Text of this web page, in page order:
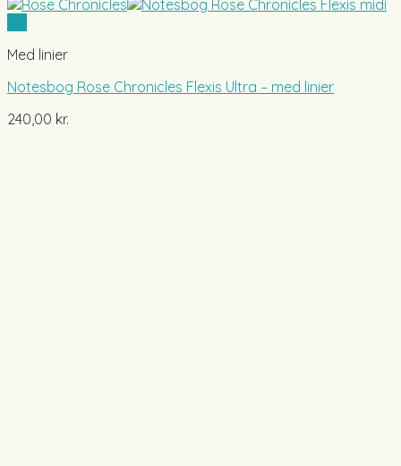
Med linier
Notesbog Rose Chronicles Flexis Ultra – med linier
240,00 kr.